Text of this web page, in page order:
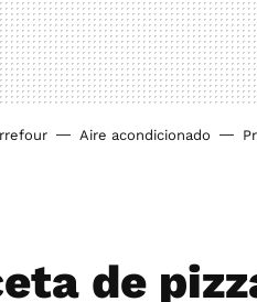
Aire acondicionado
de